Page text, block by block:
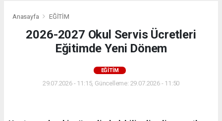
Anasayfa EĞİTİM
2026-2027 Okul Servis Ücretleri
Eğitimde Yeni Dönem
EĞİTİM
29.07.2026 - 11:15, Güncelleme: 29.07.2026 - 11:50